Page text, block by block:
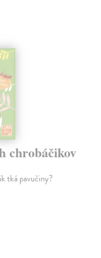
chrobáčikov
tká pavučiny?